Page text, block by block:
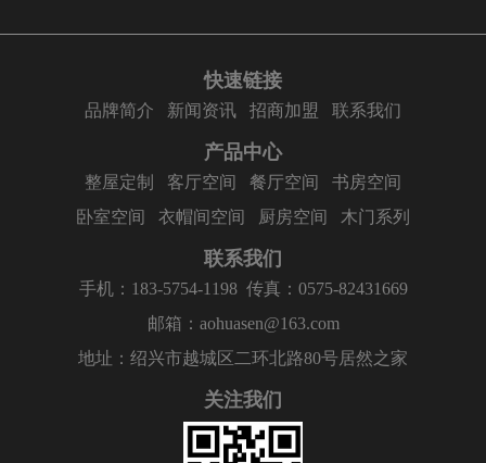
快速链接
品牌简介 新闻资讯 招商加盟 联系我们
产品中心
整屋定制 客厅空间 餐厅空间
书房空间
卧室空间
衣帽间空间 厨房空间 木门系列
联系我们
手机：183-5754-1198 传真：0575-82431669
邮箱：aohuasen@163.com
地址：绍兴市越城区二环北路80号居然之家
关注我们